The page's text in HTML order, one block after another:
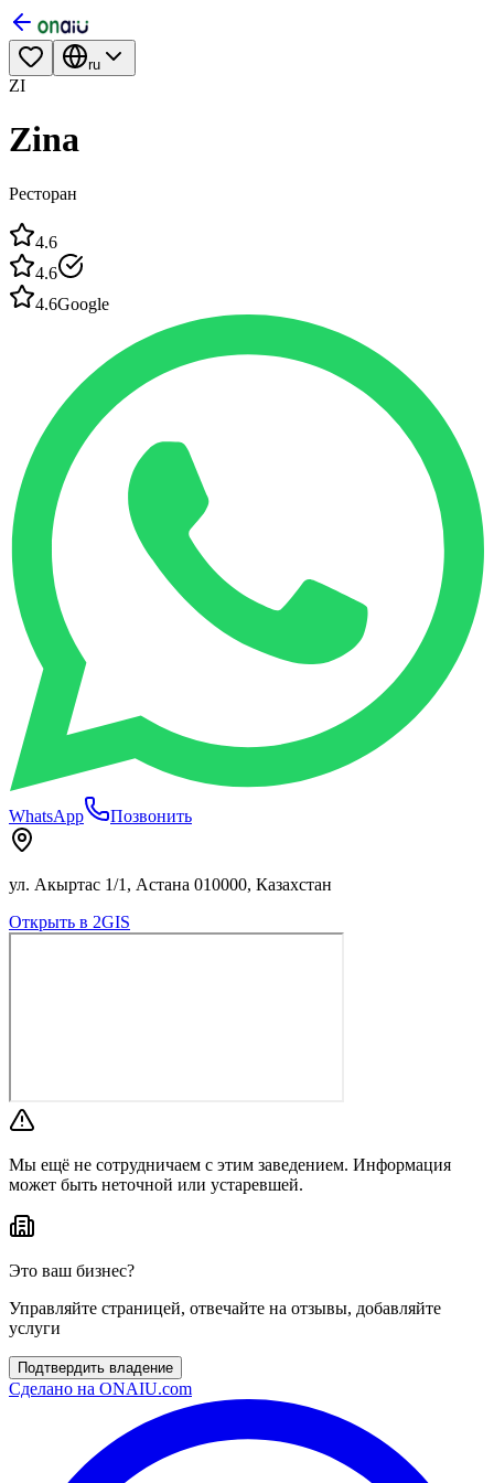
ru
ZI
Zina
Ресторан
4.6
4.6
4.6Google
WhatsApp Позвонить
ул. Акыртас 1/1, Астана 010000, Казахстан
Открыть в 2GIS
Мы ещё не сотрудничаем с этим заведением. Информация
может быть неточной или устаревшей.
Это ваш бизнес?
Управляйте страницей, отвечайте на отзывы, добавляйте
услуги
Подтвердить владение
Сделано на ONAIU.com